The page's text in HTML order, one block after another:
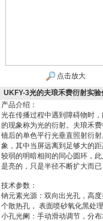
点击放大
UKFY-3光的夫琅禾费衍射实验
产品介绍：
光在传播过程中遇到障碍物时
的现象称为光的衍射。夫琅禾
镜后的单色平行光垂直照射衍
象，其中当屏远离到足够大的
较弱的明暗相间的同心圆环，
是亮的，只是半径不断扩大而
技术参数：
钠元素光源：双向出光孔，高
个散热孔， 表面喷砂氧化黑处
小孔光阑：手动滑动调节，分